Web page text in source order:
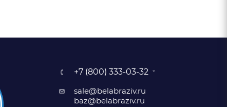
+7 (800) 333-03-32
sale@belabraziv.ru
baz@belabraziv.ru